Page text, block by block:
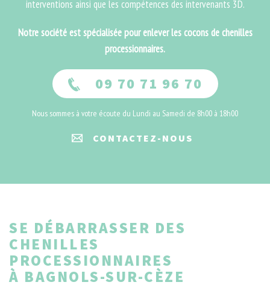
interventions ainsi que les compétences des intervenants 3D.
Notre société est spécialisée pour enlever les cocons de chenilles
processionnaires.
09 70 71 96 70
Nous sommes à votre écoute du Lundi au Samedi de 8h00 à 18h00
CONTACTEZ-NOUS
SE DÉBARRASSER DES
CHENILLES
PROCESSIONNAIRES
À BAGNOLS-SUR-CÈZE